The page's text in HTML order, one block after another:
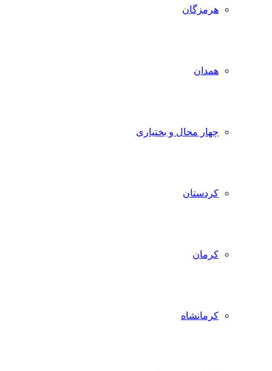
هرمزگان
همدان
چهار محال و بختیاری
کردستان
کرمان
کرمانشاه